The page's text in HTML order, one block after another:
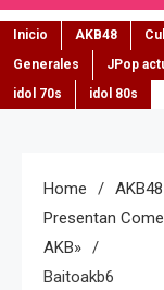
Inicio AKB48
Generales
JPop
idol 70s
idol 80s
Home
AKB48
Presentan
AKB»
Baitoakb6